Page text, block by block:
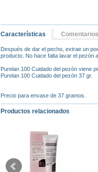
Características Comentarios
Después de dar el pecho, extrae un
producto. No hace falta lavar el pezón
Purelan 100 Cuidado del pezón viene
Purelan 100 Cuidado del pezón 37 gr.
Precio para envase de 37 gramos.
Productos relacionados